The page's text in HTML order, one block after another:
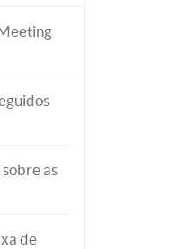
as
de